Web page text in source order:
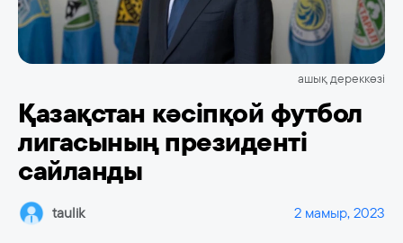
ашық дереккөзі
Қазақстан кәсіпқой футбол
лигасының президенті
сайланды
taulik 2 мамыр, 2023